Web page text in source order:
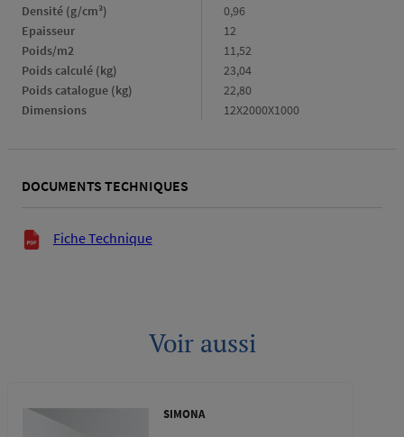
Densité (g/cm³)
Densité
(g/cm³)
0,96
Epaisseur
Epaisseur
12
Poids/m2
Poids/m2
11,52
Poids calculé (kg)
Poids
calculé
(kg)
23,04
Poids catalogue (kg)
Poids
catalogue
(kg)
22,80
Dimensions
Dimensions
12X2000X1000
DOCUMENTS TECHNIQUES
Documents techniques
Fiche Technique
Voir aussi
SIMONA